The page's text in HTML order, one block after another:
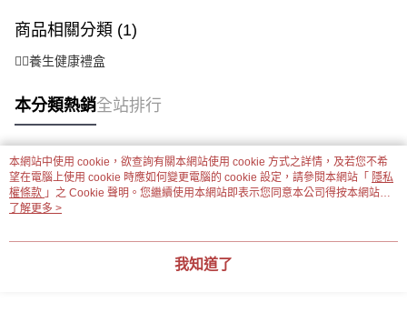
商品相關分類 (1)
👉🏻養生健康禮盒
本分類熱銷全站排行
熱門標籤
本網站中使用 cookie，欲查詢有關本網站使用 cookie 方式之詳情，及若您不希
望在電腦上使用 cookie 時應如何變更電腦的 cookie 設定，請參閱本網站「 隱私
權條款 」之 Cookie 聲明。您繼續使用本網站即表示您同意本公司得按本網站使
用條款之 Cookie 聲明使用 cookie。
了解更多 >
我知道了